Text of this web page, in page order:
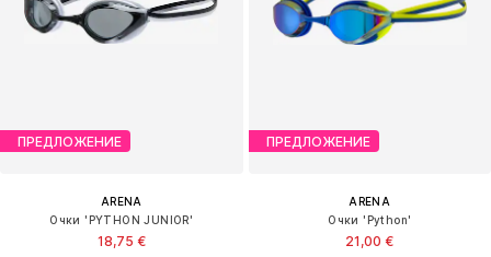
ПРЕДЛОЖЕНИЕ
ARENA
Очки 'PYTHON JUNIOR'
18,75 €
ПРЕДЛОЖЕНИЕ
ARENA
Очки 'Python'
21,00 €